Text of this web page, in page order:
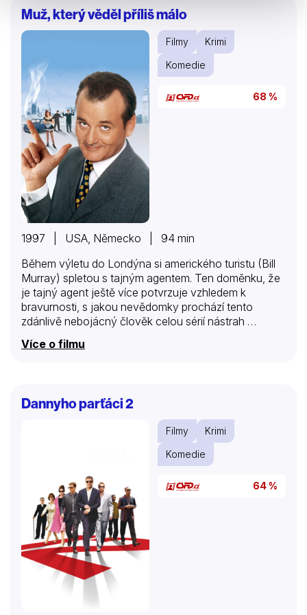
frenetických a vysoce technizovaných globálních
obchodních trhů.
Muž, který věděl příliš málo
Filmy
Krimi
Komedie
68 %
1997 | USA, Německo | 94 min
Během výletu do Londýna si amerického turistu (Bill
Murray) spletou s tajným agentem. Ten doměnku, že
je tajný agent ještě více potvrzuje vzhledem k
bravurnosti, s jakou nevědomky prochází tento
zdánlivě nebojácný člověk celou sérií nástrah …
Více o filmu
Dannyho parťáci 2
Filmy
Krimi
Komedie
64 %